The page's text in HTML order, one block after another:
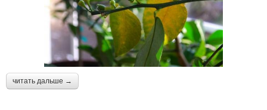
читать дальше →